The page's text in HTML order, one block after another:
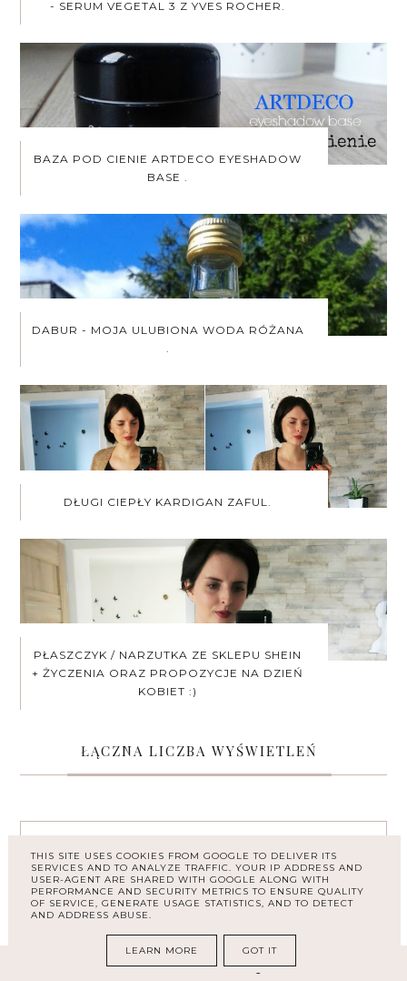
- SERUM VEGETAL 3 Z YVES ROCHER.
BAZA POD CIENIE ARTDECO EYESHADOW
BASE .
DABUR - MOJA ULUBIONA WODA RÓŻANA
.
DŁUGI CIEPŁY KARDIGAN ZAFUL.
PŁASZCZYK / NARZUTKA ZE SKLEPU SHEIN
+ ŻYCZENIA ORAZ PROPOZYCJE NA DZIEŃ
KOBIET :)
ŁĄCZNA LICZBA WYŚWIETLEŃ
ARCHIWUM
Obserwatorzy
THIS SITE USES COOKIES FROM GOOGLE TO DELIVER ITS
SERVICES AND TO ANALYZE TRAFFIC. YOUR IP ADDRESS AND
USER-AGENT ARE SHARED WITH GOOGLE ALONG WITH
PERFORMANCE AND SECURITY METRICS TO ENSURE QUALITY
OF SERVICE, GENERATE USAGE STATISTICS, AND TO DETECT
AND ADDRESS ABUSE.
LEARN MORE GOT IT